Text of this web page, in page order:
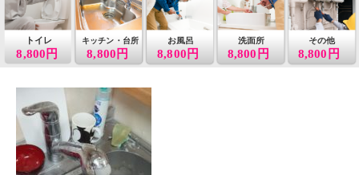
8,800円
トイレ
8,800円
キッチン・台所 お風呂
8,800円
洗面所
8,800円
その他
8,800円